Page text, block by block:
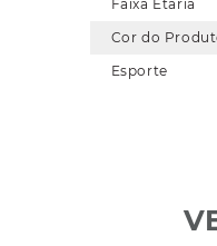
Faixa Etária
Cor do
Esporte